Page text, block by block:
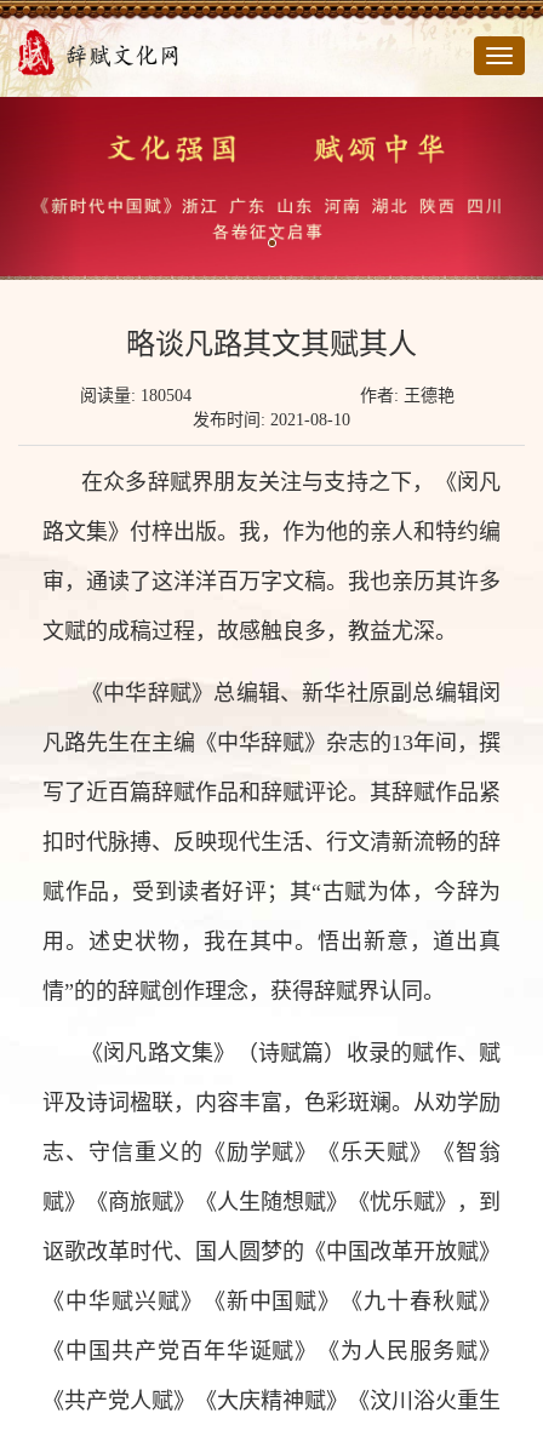
切
略谈凡路其文其赋其人
阅读量: 180504
作者: 王德艳
发布时间: 2021-08-10
在众多辞赋界朋友关注与支持之下，《闵凡
路文集》付梓出版。我，作为他的亲人和特约编
审，通读了这洋洋百万字文稿。我也亲历其许多
文赋的成稿过程，故感触良多，教益尤深。
《中华辞赋》总编辑、新华社原副总编辑闵
凡路先生在主编《中华辞赋》杂志的13年间，撰
写了近百篇辞赋作品和辞赋评论。其辞赋作品紧
扣时代脉搏、反映现代生活、行文清新流畅的辞
赋作品，受到读者好评；其“古赋为体，今辞为
用。述史状物，我在其中。悟出新意，道出真
情”的的辞赋创作理念，获得辞赋界认同。
《闵凡路文集》（诗赋篇）收录的赋作、赋
评及诗词楹联，内容丰富，色彩斑斓。从劝学励
志、守信重义的《励学赋》《乐天赋》《智翁
赋》《商旅赋》《人生随想赋》《忧乐赋》，到
讴歌改革时代、国人圆梦的《中国改革开放赋》
《中华赋兴赋》《新中国赋》《九十春秋赋》
《中国共产党百年华诞赋》《为人民服务赋》
《共产党人赋》《大庆精神赋》《汶川浴火重生